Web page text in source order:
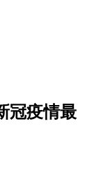
冠疫情最